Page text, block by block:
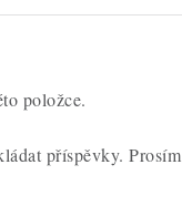
položce.
příspěvky. Prosím